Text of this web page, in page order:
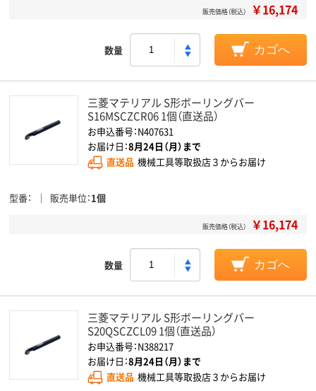
販売価格（税込） ￥16,174
数量 カゴへ
三菱マテリアル S形ボーリングバー
S16MSCZCR06 1個（直送品）
お申込番号：N407631
お届け日：8月24日（月）まで
直送品 機械工具等取扱店３からお届け
型番 販売単位 1個
販売価格（税込） ￥16,174
数量 カゴへ
三菱マテリアル S形ボーリングバー
S20QSCZCL09 1個（直送品）
お申込番号：N388217
お届け日：8月24日（月）まで
直送品 機械工具等取扱店３からお届け